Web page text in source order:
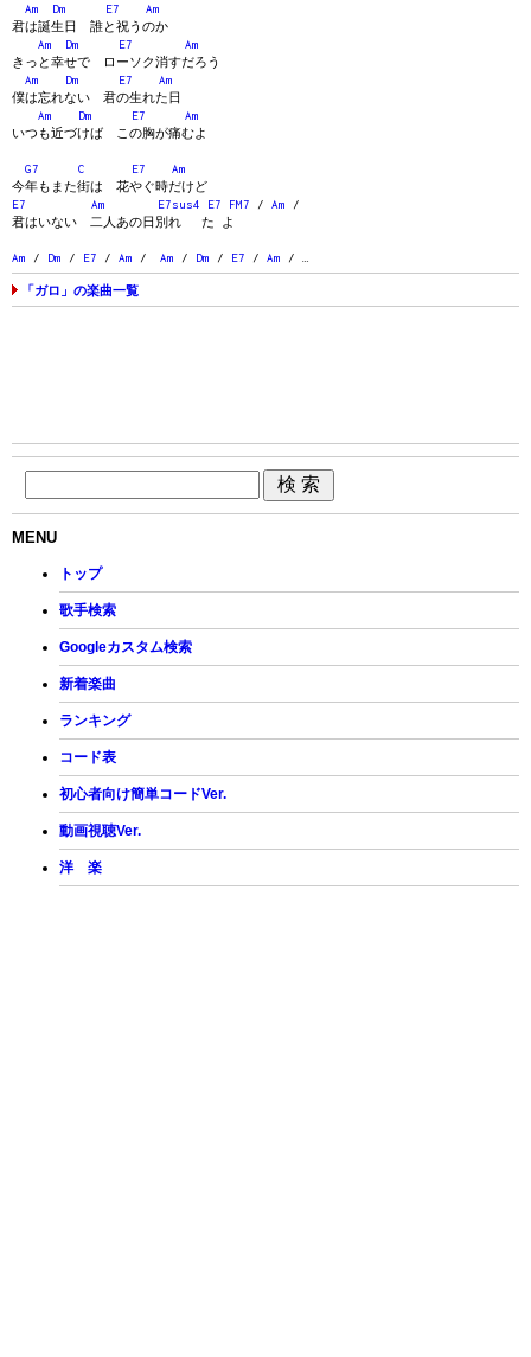
Am Dm E7
Am
君は誕生日 誰と祝うのか
Am
Dm E7
Am
きっと幸せで ローソク消すだろう
Am
Dm E7
Am
僕は忘れない 君の生れた日
Am
Dm E7
Am
いつも近づけば この胸が痛むよ
G7 C E7
Am
今年もまた街は 花やぐ時だけど
E7
Am E7sus4 E7 FM7 / Am /
君はいない 二人あの日別れ た よ
Am / Dm / E7 / Am / Am / Dm / E7 / Am / …
「ガロ」の楽曲一覧
MENU
トップ
歌手検索
Googleカスタム検索
新着楽曲
ランキング
コード表
初心者向け簡単コードVer.
動画視聴Ver.
洋 楽